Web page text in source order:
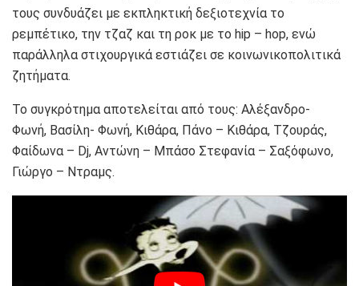
τους συνδυάζει με εκπληκτική δεξιοτεχνία το
ρεμπέτικο, την τζαζ και τη ροκ με το hip – hop, ενώ
παράλληλα στιχουργικά εστιάζει σε κοινωνικοπολιτικά
ζητήματα.
Το συγκρότημα αποτελείται από τους: Αλέξανδρο-
Φωνή, Βασίλη- Φωνή, Κιθάρα, Πάνο – Κιθάρα, Τζουράς,
Φαίδωνα – Dj, Αντώνη – Μπάσο Στεφανία – Σαξόφωνο,
Γιώργο – Ντραμς.